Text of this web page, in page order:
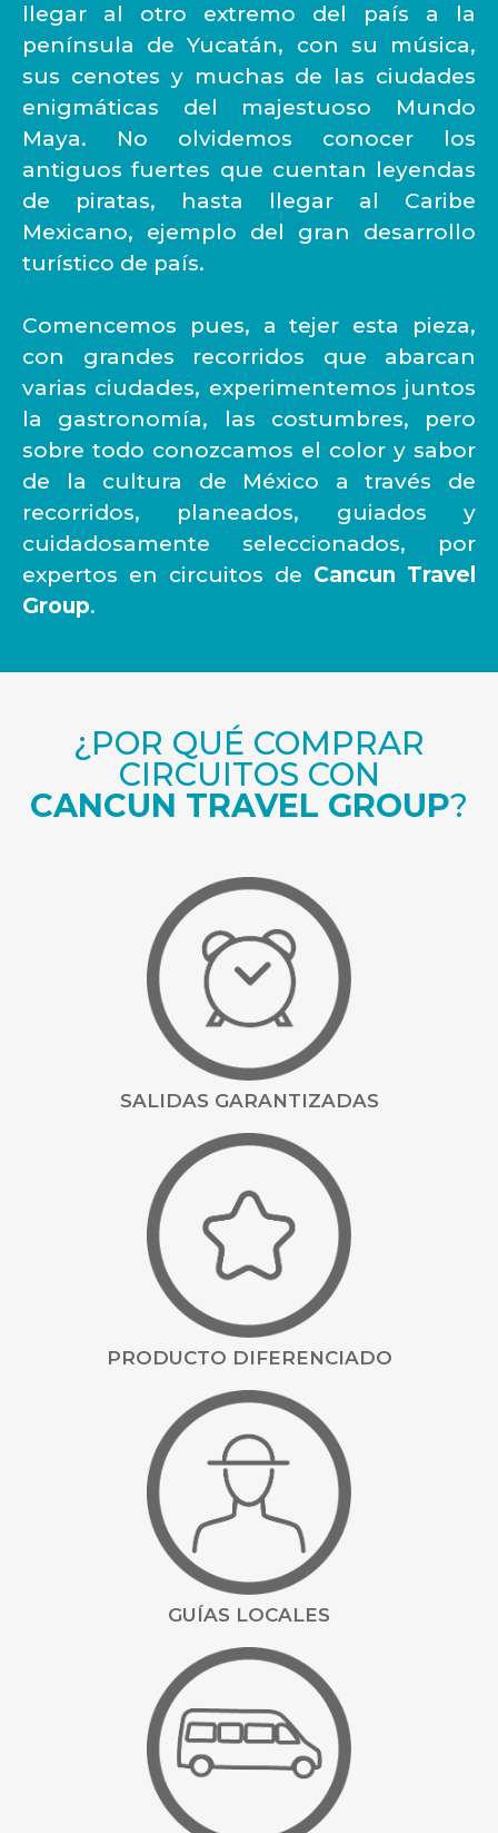
llegar al otro extremo del país a la
península de Yucatán, con su música,
sus cenotes y muchas de las ciudades
enigmáticas del majestuoso Mundo
Maya. No olvidemos conocer los
antiguos fuertes que cuentan leyendas
de piratas, hasta llegar al Caribe
Mexicano, ejemplo del gran desarrollo
turístico de país.
Comencemos pues, a tejer esta pieza,
con grandes recorridos que abarcan
varias ciudades, experimentemos juntos
la gastronomía, las costumbres, pero
sobre todo conozcamos el color y sabor
de la cultura de México a través de
recorridos, planeados, guiados y
cuidadosamente seleccionados, por
expertos en circuitos de Cancun Travel
Group.
¿POR QUÉ COMPRAR
CIRCUITOS CON
CANCUN TRAVEL GROUP?
SALIDAS GARANTIZADAS
PRODUCTO DIFERENCIADO
GUÍAS LOCALES